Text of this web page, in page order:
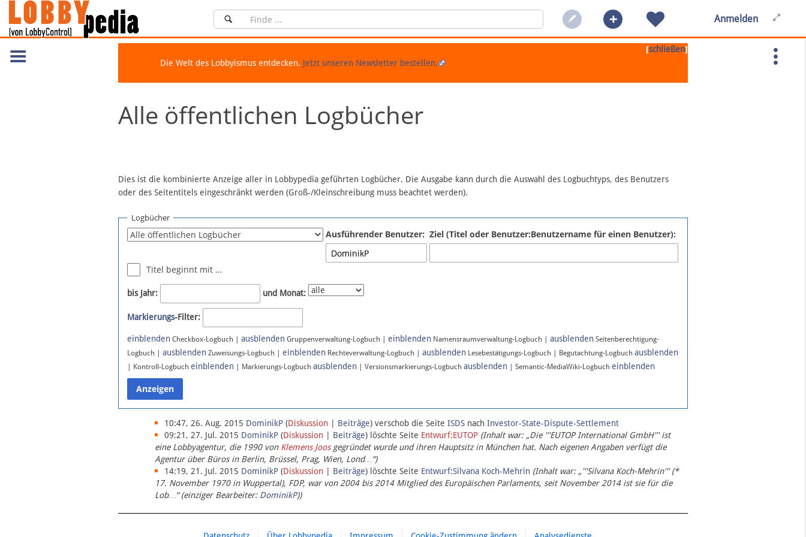
Anmelden
[schließen]
Die Welt des Lobbyismus entdecken. Jetzt unseren Newsletter bestellen.
Alle öffentlichen Logbücher
Dies ist die kombinierte Anzeige aller in Lobbypedia geführten Logbücher. Die Ausgabe kann durch die Auswahl des Logbuchtyps, des Benutzers
oder des Seitentitels eingeschränkt werden (Groß-/Kleinschreibung muss beachtet werden).
Logbücher
Ausführender Benutzer: Ziel (Titel oder Benutzer:Benutzername für einen Benutzer):
Titel beginnt mit …
bis Jahr: und Monat:
Markierungs-Filter:
einblenden Checkbox-Logbuch | ausblenden Gruppenverwaltung-Logbuch | einblenden Namensraumverwaltung-Logbuch | ausblenden Seitenberechtigung-
Logbuch | ausblenden Zuweisungs-Logbuch | einblenden Rechteverwaltung-Logbuch | ausblenden Lesebestätigungs-Logbuch | Begutachtung-Logbuch ausblenden
| Kontroll-Logbuch einblenden | Markierungs-Logbuch ausblenden | Versionsmarkierungs-Logbuch ausblenden | Semantic-MediaWiki-Logbuch einblenden
10:47, 26. Aug. 2015 DominikP (Diskussion | Beiträge) verschob die Seite ISDS nach Investor-State-Dispute-Settlement
09:21, 27. Jul. 2015 DominikP (Diskussion | Beiträge) löschte Seite Entwurf:EUTOP (Inhalt war: „Die '''EUTOP International GmbH''' ist
eine Lobbyagentur, die 1990 von Klemens Joosgegründet wurde und ihren Hauptsitz in München hat. Nach eigenen Angaben verfügt die
Agentur über Büros in Berlin, Brüssel, Prag, Wien, Lond…“)
14:19, 21. Jul. 2015 DominikP (Diskussion | Beiträge) löschte Seite Entwurf:Silvana Koch-Mehrin (Inhalt war: „'''Silvana Koch-Mehrin''' (*
17. November 1970 in Wuppertal), FDP, war von 2004 bis 2014 Mitglied des Europäischen Parlaments, seit November 2014 ist sie für die
Lob…“ (einziger Bearbeiter: DominikP))